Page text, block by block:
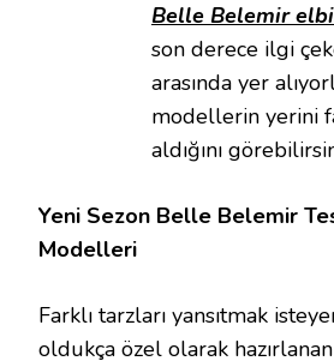
Belle Belemir
son derece ilgi
arasında yer
modellerin yerini
aldığını
Yeni Sezon Belle Belemir
Modelleri
Farklı tarzları yansıtmak
oldukça özel olarak hazırlanan